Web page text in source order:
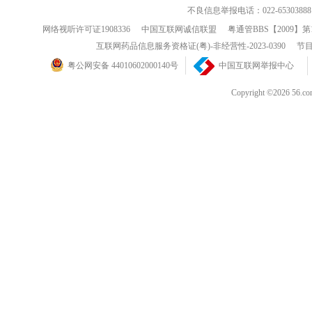
不良信息举报电话：022-65303888
网络视听许可证1908336
中国互联网诚信联盟
粤通管BBS【2009】
互联网药品信息服务资格证(粤)-非经营性-2023-0390
节
粤公网安备 44010602000140号
中国互联网举报中心
Copyright ©2026